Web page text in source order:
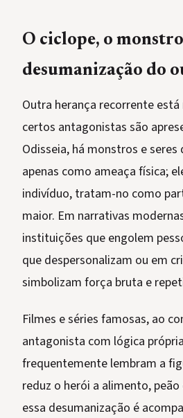
O ciclope, o monstro
desumanização do
Outra herança recorrente
certos antagonistas são
Odisseia, há monstros e
apenas como ameaça física;
indivíduo, tratam-no como
maior. Em narrativas
instituições que engolem
que despersonalizam ou em
simbolizam força bruta e
Filmes e séries famosas, ao
antagonista com lógica
frequentemente lembram a
reduz o herói a alimento,
essa desumanização é